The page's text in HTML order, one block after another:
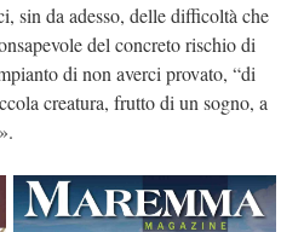
sin da adesso, delle difficoltà che
del concreto rischio di
di non averci provato, “di
creatura, frutto di un sogno, a